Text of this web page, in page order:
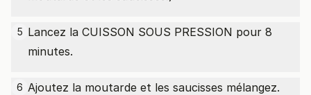
5 Lancez la CUISSON SOUS PRESSION pour 8
minutes.
6 Ajoutez la moutarde et les saucisses mélangez.